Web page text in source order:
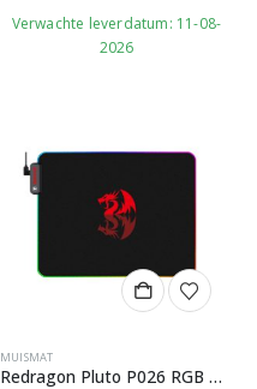
Verwachte leverdatum: 11-08-
2026
MUISMAT
Redragon Pluto P026 RGB Gaming Muismat